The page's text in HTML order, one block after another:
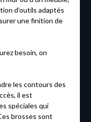
d’outils adaptés
une finition de
besoin, on
les contours des
il est
spéciales qui
brosses sont